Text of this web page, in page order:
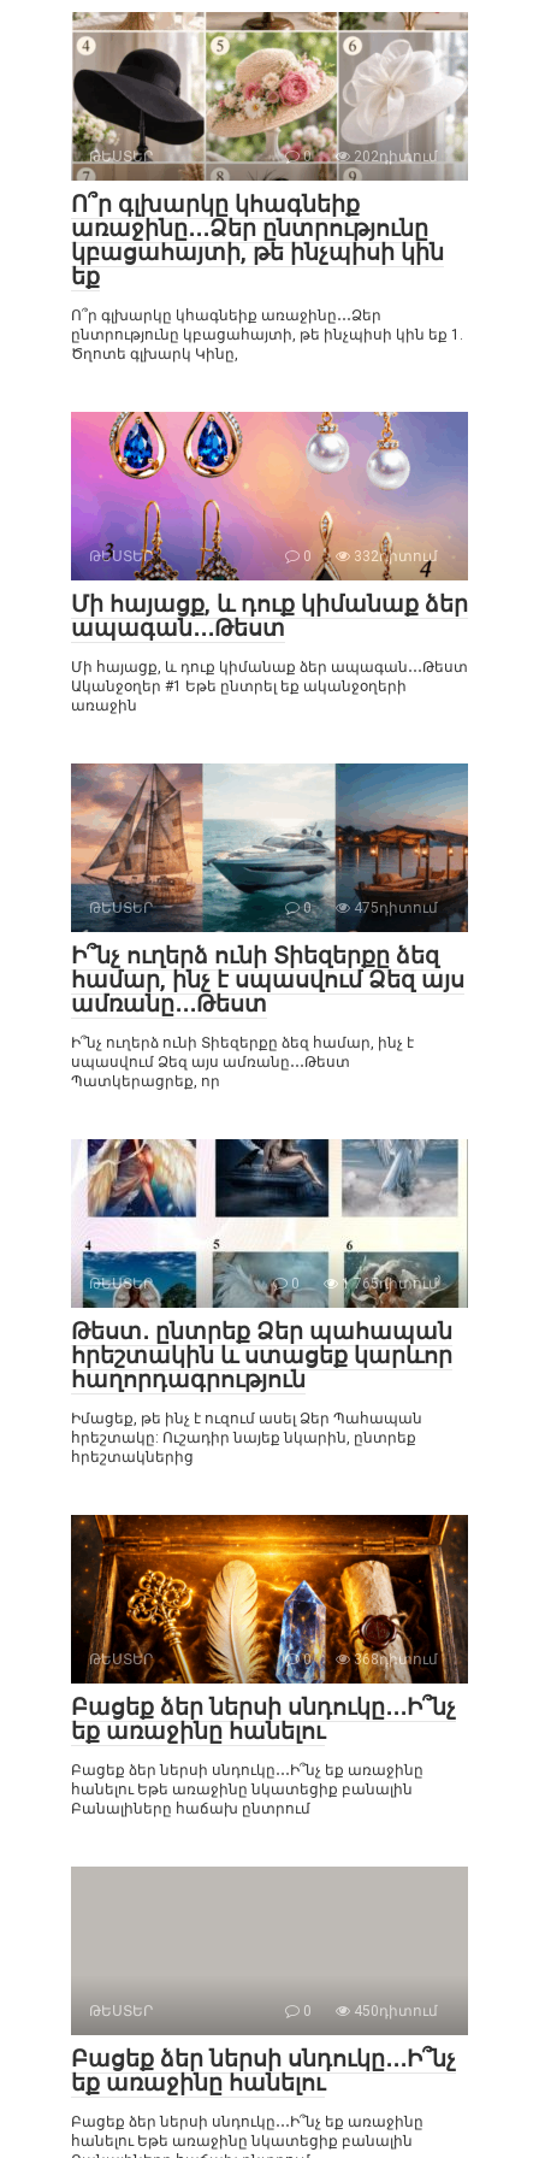
ԹԵՍՏԵՐ 0 202դիտում
Ո՞ր գլխարկը կհագնեիք
առաջինը․․․Ձեր ընտրությունը
կբացահայտի, թե ինչպիսի կին
եք
Ո՞ր գլխարկը կհագնեիք առաջինը․․․Ձեր
ընտրությունը կբացահայտի, թե ինչպիսի կին եք 1.
Ծղոտե գլխարկ Կինը,
ԹԵՍՏԵՐ 0 332դիտում
Մի հայացք, և դուք կիմանաք ձեր
ապագան․․․Թեստ
Մի հայացք, և դուք կիմանաք ձեր ապագան․․․Թեստ
Ականջօղեր #1 Եթե ընտրել եք ականջօղերի
առաջին
ԹԵՍՏԵՐ 0 475դիտում
Ի՞նչ ուղերձ ունի Տիեզերքը ձեզ
համար, ինչ է սպասվում Ձեզ այս
ամռանը․․․Թեստ
Ի՞նչ ուղերձ ունի Տիեզերքը ձեզ համար, ինչ է
սպասվում Ձեզ այս ամռանը․․․Թեստ
Պատկերացրեք, որ
ԹԵՍՏԵՐ 0 1 765դիտում
Թեստ․ ընտրեք Ձեր պահապան
հրեշտակին և ստացեք կարևոր
հաղորդագրություն
Իմացեք, թե ինչ է ուզում ասել Ձեր Պահապան
հրեշտակը: Ուշադիր նայեք նկարին, ընտրեք
հրեշտակներից
ԹԵՍՏԵՐ 0 368դիտում
Բացեք ձեր ներսի սնդուկը․․․Ի՞նչ
եք առաջինը հանելու
Բացեք ձեր ներսի սնդուկը․․․Ի՞նչ եք առաջինը
հանելու Եթե ​​առաջինը նկատեցիք բանալին
Բանալիները հաճախ ընտրում
ԹԵՍՏԵՐ 0 450դիտում
Բացեք ձեր ներսի սնդուկը․․․Ի՞նչ
եք առաջինը հանելու
Բացեք ձեր ներսի սնդուկը․․․Ի՞նչ եք առաջինը
հանելու Եթե ​​առաջինը նկատեցիք բանալին